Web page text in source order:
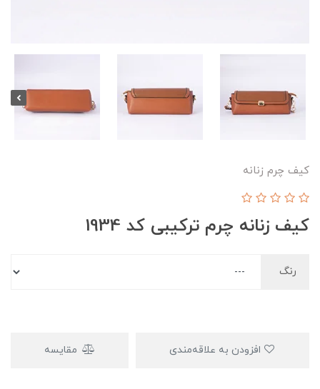
کیف چرم زنانه
کیف زنانه چرم ترکیبی کد 1934
رنگ
مقایسه